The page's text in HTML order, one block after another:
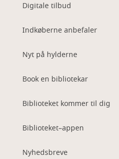
Digitale tilbud
Indkøberne anbefaler
Nyt på hylderne
Book en bibliotekar
Biblioteket kommer til dig
Biblioteket–appen
Nyhedsbreve